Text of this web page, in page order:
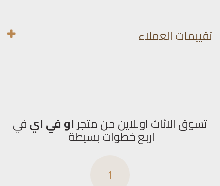
تقييمات العملاء
تسوق الاثاث اونلاين من متجراو في ايفي
اربع خطوات بسيطة
1